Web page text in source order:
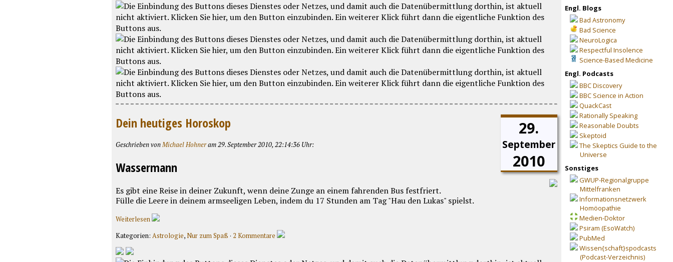
29.
September
2010
Dein heutiges Horoskop
Geschrieben vonMichael Hohneram 29. September 2010, 22:14:36 Uhr:
Wassermann
Es gibt eine Reise in deiner Zukunft, wenn deine Zunge an einem fahrenden Bus festfriert.
Fülle die Leere in deinem armseeligen Leben, indem du 17 Stunden am Tag "Hau den Lukas" spielst.
Weiterlesen
Kategorien: Astrologie,Nur zum Spaß · 2 Kommentare
Engl. Blogs
Bad Astronomy
Bad Science
NeuroLogica
Respectful Insolence
Science-Based Medicine
Engl. Podcasts
BBC Discovery
BBC Science in Action
QuackCast
Rationally Speaking
Reasonable Doubts
Skeptoid
The Skeptics Guide to the
Universe
Sonstiges
GWUP-Regionalgruppe
Mittelfranken
Informationsnetzwerk
Homöopathie
Medien-Doktor
Psiram (EsoWatch)
PubMed
Wissen{schaft}spodcasts
(Podcast-Verzeichnis)